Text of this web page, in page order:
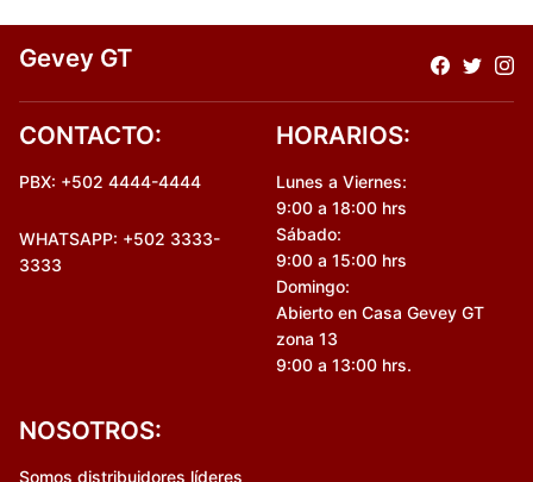
Gevey GT
CONTACTO:
PBX: +502 4444-4444
WHATSAPP: +502 3333-
3333
HORARIOS:
Lunes a Viernes:
9:00 a 18:00 hrs
Sábado:
9:00 a 15:00 hrs
Domingo:
Abierto en Casa Gevey GT
zona 13
9:00 a 13:00 hrs.
NOSOTROS:
Somos distribuidores líderes